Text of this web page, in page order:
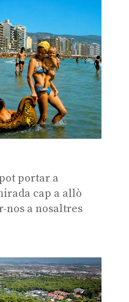
portar a
cap a allò
nos a nosaltres